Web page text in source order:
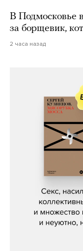
В Подмосковье
за борщевик,
2 часа назад
Сергей